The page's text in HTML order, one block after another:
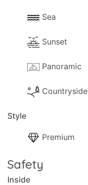
Sea
Sunset
Panoramic
Countryside
Style
Premium
Safety
Inside